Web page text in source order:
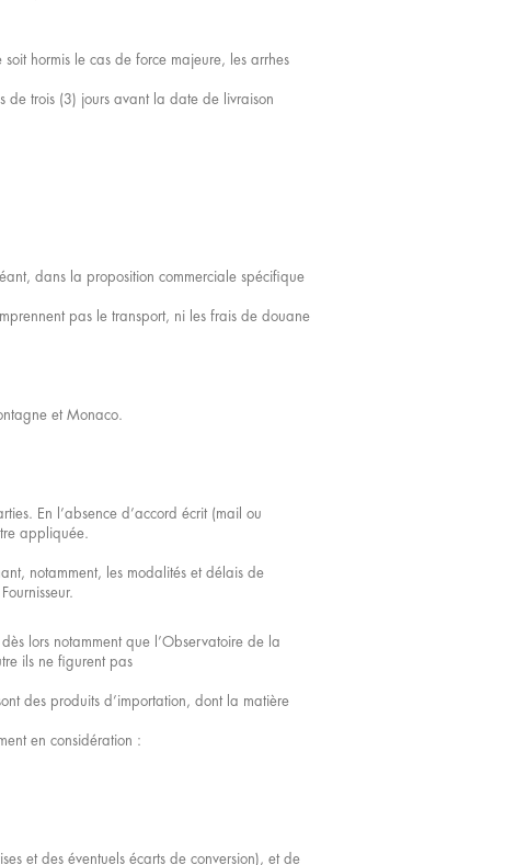
hormis le cas de force majeure, les arrhes
de trois (3) jours avant la date de livraison
dans la proposition commerciale spécifique
pas le transport, ni les frais de douane
et Monaco.
En l’absence d’accord écrit (mail ou
appliquée.
notamment, les modalités et délais de
lors notamment que l’Observatoire de la
ils ne figurent pas
des produits d’importation, dont la matière
en considération :
et des éventuels écarts de conversion), et de